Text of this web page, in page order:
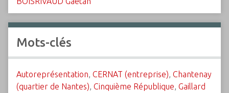
Mots-clés
Autoreprésentation, CERNAT (entreprise), Chantenay
(quartier de Nantes), Cinquième République, Gaillard